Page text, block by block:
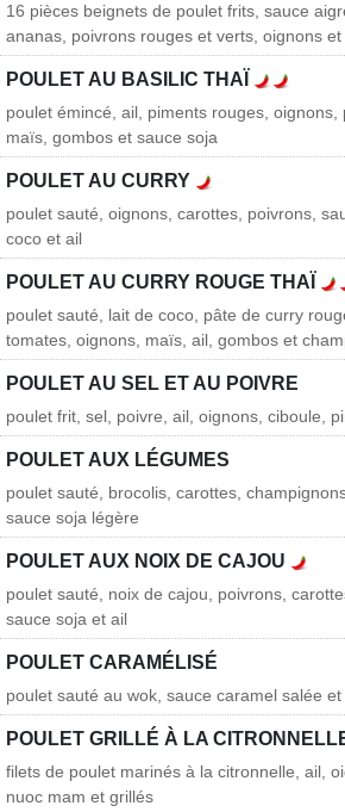
16 pièces beignets de poulet frits, sauce
ananas, poivrons rouges et verts, oignons
POULET AU BASILIC THAÏ
poulet émincé, ail, piments rouges, oignons,
maïs, gombos et sauce soja
POULET AU CURRY
poulet sauté, oignons, carottes, poivrons,
coco et ail
POULET AU CURRY ROUGE THAÏ
poulet sauté, lait de coco, pâte de curry
tomates, oignons, maïs, ail, gombos et
POULET AU SEL ET AU POIVRE
poulet frit, sel, poivre, ail, oignons, ciboule,
POULET AUX LÉGUMES
poulet sauté, brocolis, carottes,
sauce soja légère
POULET AUX NOIX DE CAJOU
poulet sauté, noix de cajou, poivrons,
sauce soja et ail
POULET CARAMÉLISÉ
poulet sauté au wok, sauce caramel salée
POULET GRILLÉ À LA
filets de poulet marinés à la citronnelle, ail,
nuoc mam et grillés